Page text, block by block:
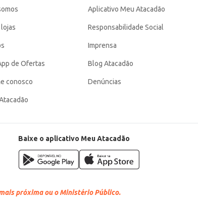
de Ofertas
conosco
Aplicativo Meu Atacadão
Responsabilidade Social
Imprensa
Blog Atacadão
Denúncias
Baixe o aplicativo Meu Atacadão
próxima ou o Ministério Público.